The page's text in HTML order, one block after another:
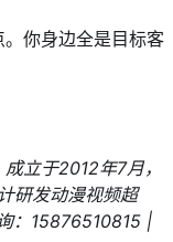
你身边全是目标客
立于2012年7月，
研发动漫视频超
：15876510815 |